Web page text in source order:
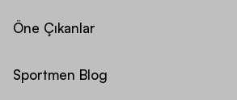
Öne Çıkanlar
Sportmen Blog